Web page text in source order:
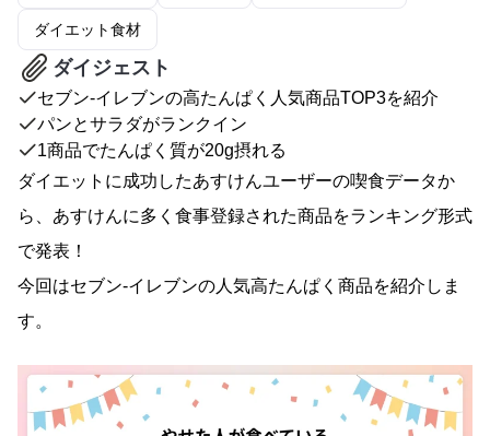
ダイエット食材
ダイジェスト
セブン‐イレブンの高たんぱく人気商品TOP3を紹介
パンとサラダがランクイン
1商品でたんぱく質が20g摂れる
ダイエットに成功したあすけんユーザーの喫食データか
ら、あすけんに多く食事登録された商品をランキング形式
で発表！
今回はセブン‐イレブンの人気高たんぱく商品を紹介しま
す。